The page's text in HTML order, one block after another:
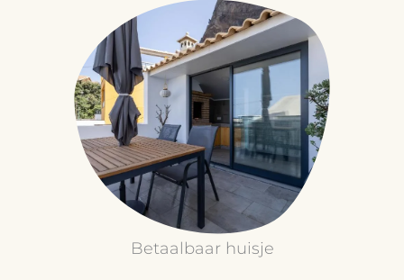
Betaalbaar huisje